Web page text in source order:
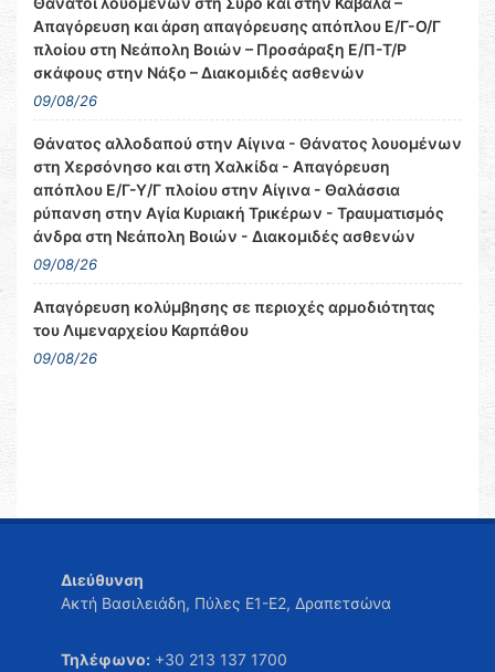
Απαγόρευση και άρση απαγόρευσης απόπλου Ε/Γ-Ο/Γ
πλοίου στη Νεάπολη Βοιών – Προσάραξη Ε/Π-Τ/Ρ
σκάφους στην Νάξο – Διακομιδές ασθενών
09/08/26
Θάνατος αλλοδαπού στην Αίγινα - Θάνατος λουομένων
στη Χερσόνησο και στη Χαλκίδα - Απαγόρευση
απόπλου Ε/Γ-Υ/Γ πλοίου στην Αίγινα - Θαλάσσια
ρύπανση στην Αγία Κυριακή Τρικέρων - Τραυματισμός
άνδρα στη Νεάπολη Βοιών - Διακομιδές ασθενών
09/08/26
Απαγόρευση κολύμβησης σε περιοχές αρμοδιότητας
του Λιμεναρχείου Καρπάθου
09/08/26
Διεύθυνση
Ακτή Βασιλειάδη, Πύλες Ε1-Ε2, Δραπετσώνα
Τηλέφωνο: +30 213 137 1700